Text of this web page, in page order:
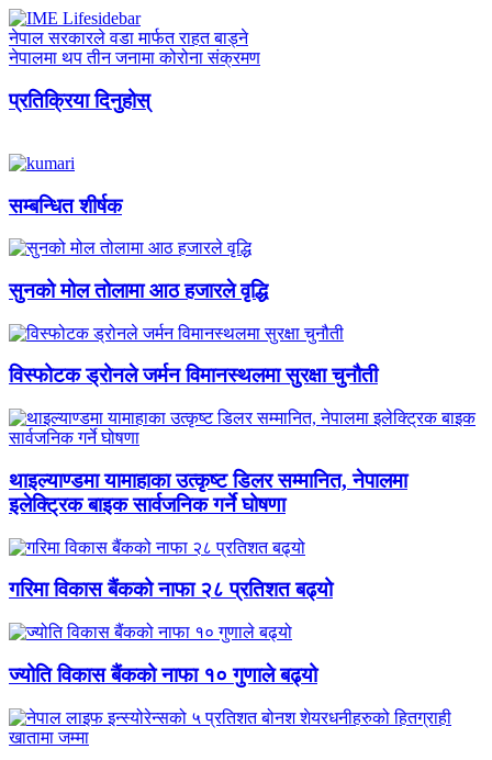
नेपाल सरकारले वडा मार्फत राहत बाड्ने
नेपालमा थप तीन जनामा कोरोना संक्रमण
प्रतिक्रिया दिनुहोस्
सम्बन्धित शीर्षक
सुनको मोल तोलामा आठ हजारले वृद्धि
विस्फोटक ड्रोनले जर्मन विमानस्थलमा सुरक्षा चुनौती
थाइल्याण्डमा यामाहाका उत्कृष्ट डिलर सम्मानित, नेपालमा
इलेक्ट्रिक बाइक सार्वजनिक गर्ने घोषणा
गरिमा विकास बैंकको नाफा २८ प्रतिशत बढ्यो
ज्योति विकास बैंकको नाफा १० गुणाले बढ्यो